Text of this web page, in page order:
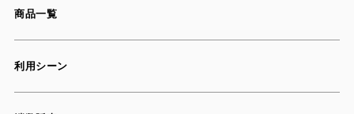
商品一覧
利用シーン